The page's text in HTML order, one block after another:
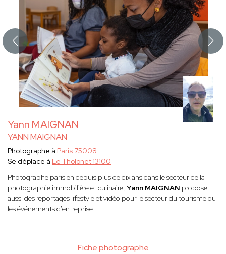
Yann MAIGNAN
YANN MAIGNAN
Fiche photographe
Photographe à Paris 75008
Se déplace à Le Tholonet 13100
Photographe parisien depuis plus de dix ans dans le secteur de la
photographie immobilière et culinaire, Yann MAIGNAN propose
aussi des reportages lifestyle et vidéo pour le secteur du tourisme ou
les événements d'entreprise.